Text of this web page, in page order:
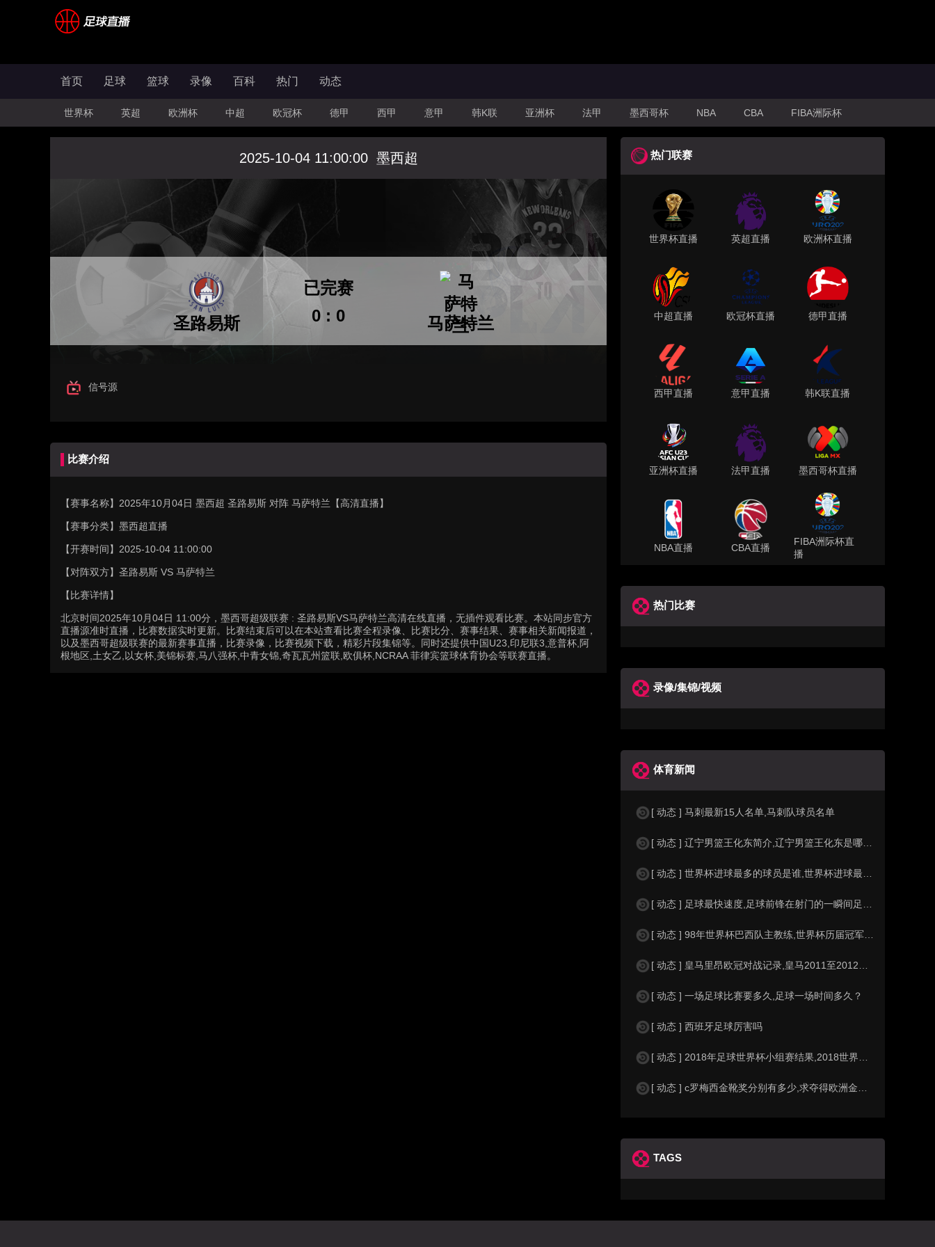
首页 足球 篮球 录像 百科 热门 动态
世界杯 英超 欧洲杯 中超 欧冠杯 德甲 西甲 意甲 韩K联 亚洲杯 法甲 墨西哥杯 NBA CBA FIBA洲际杯
2025-10-04 11:00:00 墨西超
圣路易斯 0 : 0
已完赛
马萨特兰
信号源
比赛介绍
【赛事名称】 2025年10月04日 墨西超 圣路易斯 对阵 马萨特兰【高清直播】
【赛事分类】 墨西超直播
【开赛时间】 2025-10-04 11:00:00
【对阵双方】 圣路易斯 VS 马萨特兰
【比赛详情】
北京时间2025年10月04日 11:00分，墨西哥超级联赛 : 圣路易斯VS马萨特兰高清在线直播，无插件观看比赛。本站同步官方
直播源准时直播，比赛数据实时更新。比赛结束后可以在本站查看比赛全程录像、比赛比分、赛事结果、赛事相关新闻报道，
以及墨西哥超级联赛的最新赛事直播，比赛录像，比赛视频下载，精彩片段集锦等。同时还提供中国U23,印尼联3,意普杯,阿
根地区,土女乙,以女杯,美锦标赛,马八强杯,中青女锦,奇瓦瓦州篮联,欧俱杯,NCRAA 菲律宾篮球体育协会等联赛直播。
热门联赛
世界杯直播 英超直播 欧洲杯直播
中超直播 欧冠杯直播 德甲直播
西甲直播 意甲直播 韩K联直播
亚洲杯直播 法甲直播 墨西哥杯直播
NBA直播 CBA直播
FIBA洲际杯直
播
热门比赛
录像/集锦/视频
体育新闻
[ 动态 ] 马刺最新15人名单,马刺队球员名单
[ 动态 ] 辽宁男篮王化东简介,辽宁男篮王化东是哪里人？
[ 动态 ] 世界杯进球最多的球员是谁,世界杯进球最多的球员是谁？
[ 动态 ] 足球最快速度,足球前锋在射门的一瞬间足球的速度有多快？？
[ 动态 ] 98年世界杯巴西队主教练,世界杯历届冠军球队教练
[ 动态 ] 皇马里昂欧冠对战记录,皇马2011至2012欧冠赛程&nbs
[ 动态 ] 一场足球比赛要多久,足球一场时间多久？
[ 动态 ] 西班牙足球厉害吗
[ 动态 ] 2018年足球世界杯小组赛结果,2018世界杯中国进入a组
[ 动态 ] c罗梅西金靴奖分别有多少,求夺得欧洲金靴奖与各大联赛金靴奖最
TAGS